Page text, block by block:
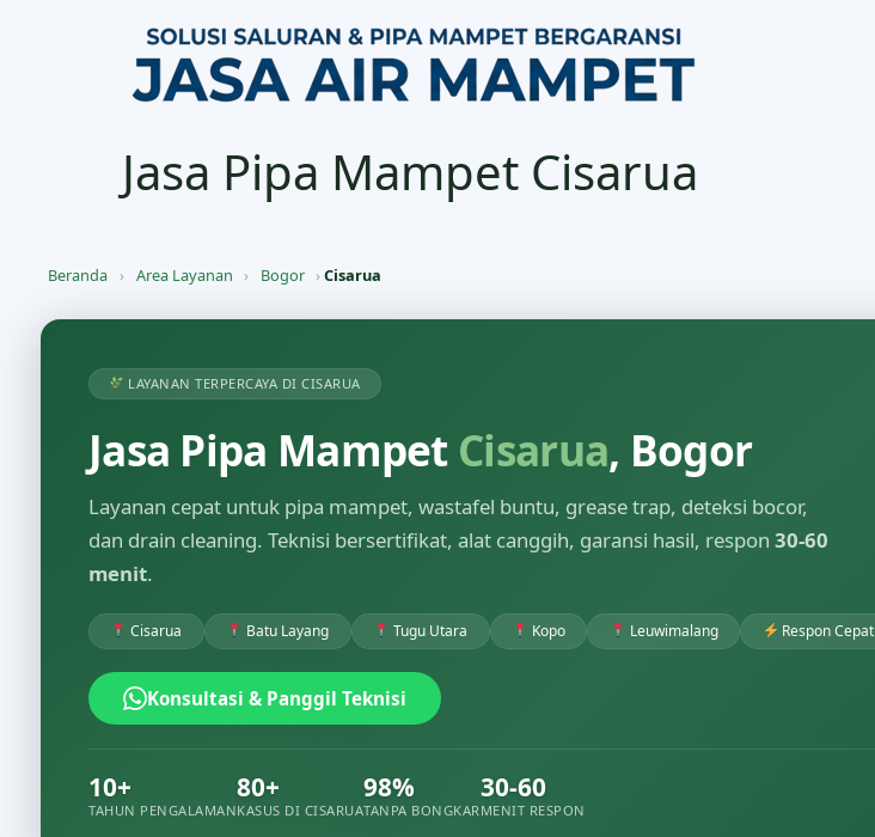
Jasa Pipa Mampet Cisarua
Beranda › Area Layanan › Bogor ›Cisarua
LAYANAN TERPERCAYA DI CISARUA
Jasa Pipa Mampet Cisarua, Bogor
Layanan cepat untuk pipa mampet, wastafel buntu, grease trap, deteksi bocor,
dan drain cleaning. Teknisi bersertifikat, alat canggih, garansi hasil, respon 30-60
menit.
Cisarua Batu Layang Tugu Utara Kopo Leuwimalang Respon Cepat
Konsultasi & Panggil Teknisi
10+
TAHUN PENGALAMAN
80+
KASUS DI CISARUA
98%
TANPA BONGKAR
30-60
MENIT RESPON